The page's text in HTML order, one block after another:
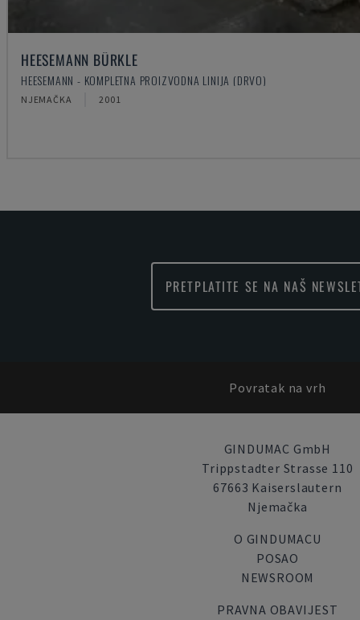
HEESEMANN BÜRKLE
HEESEMANN - KOMPLETNA PROIZVODNA LINIJA (DRVO)
NJEMAČKA 2001
PRETPLATITE SE NA NAŠ
Povratak na vrh
GINDUMAC GmbH
Trippstadter Strasse 110
67663 Kaiserslautern
Njemačka
O GINDUMACU
POSAO
NEWSROOM
PRAVNA OBAVIJEST